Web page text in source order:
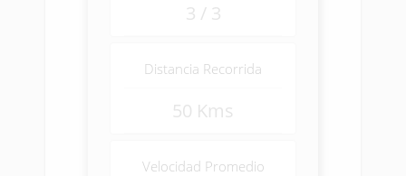
3 / 3
Distancia Recorrida
50 Kms
Velocidad Promedio